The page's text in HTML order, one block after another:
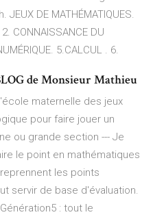
DE MATHÉMATIQUES.
CONNAISSANCE DU
5.CALCUL . 6.
de Monsieur Mathieu
maternelle des jeux
pour faire jouer un
ou grande section --- Je
le point en mathématiques
les points
servir de base d'évaluation.
: tout le